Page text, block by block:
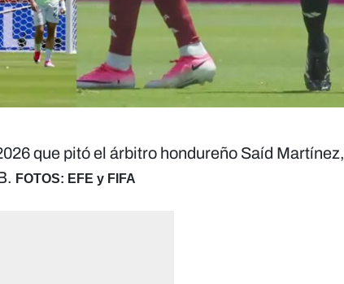
que pitó el árbitro hondureño Saíd Martínez,
FOTOS: EFE y FIFA